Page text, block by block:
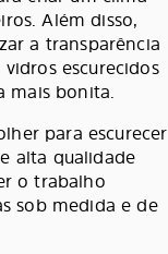
Além disso,
a transparência
escurecidos
mais bonita.
para escurecer
alta qualidade
o trabalho
sob medida e de